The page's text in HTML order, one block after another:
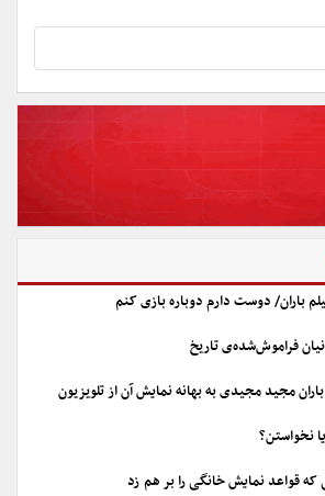
باران/ دوست دارم دوباره بازی کنم
فراموش‌شده‌ی تاریخ
مجید مجیدی به بهانه نمایش آن از تلویزیون
نخواستن؟
قواعد نمایش خانگی را بر هم زد